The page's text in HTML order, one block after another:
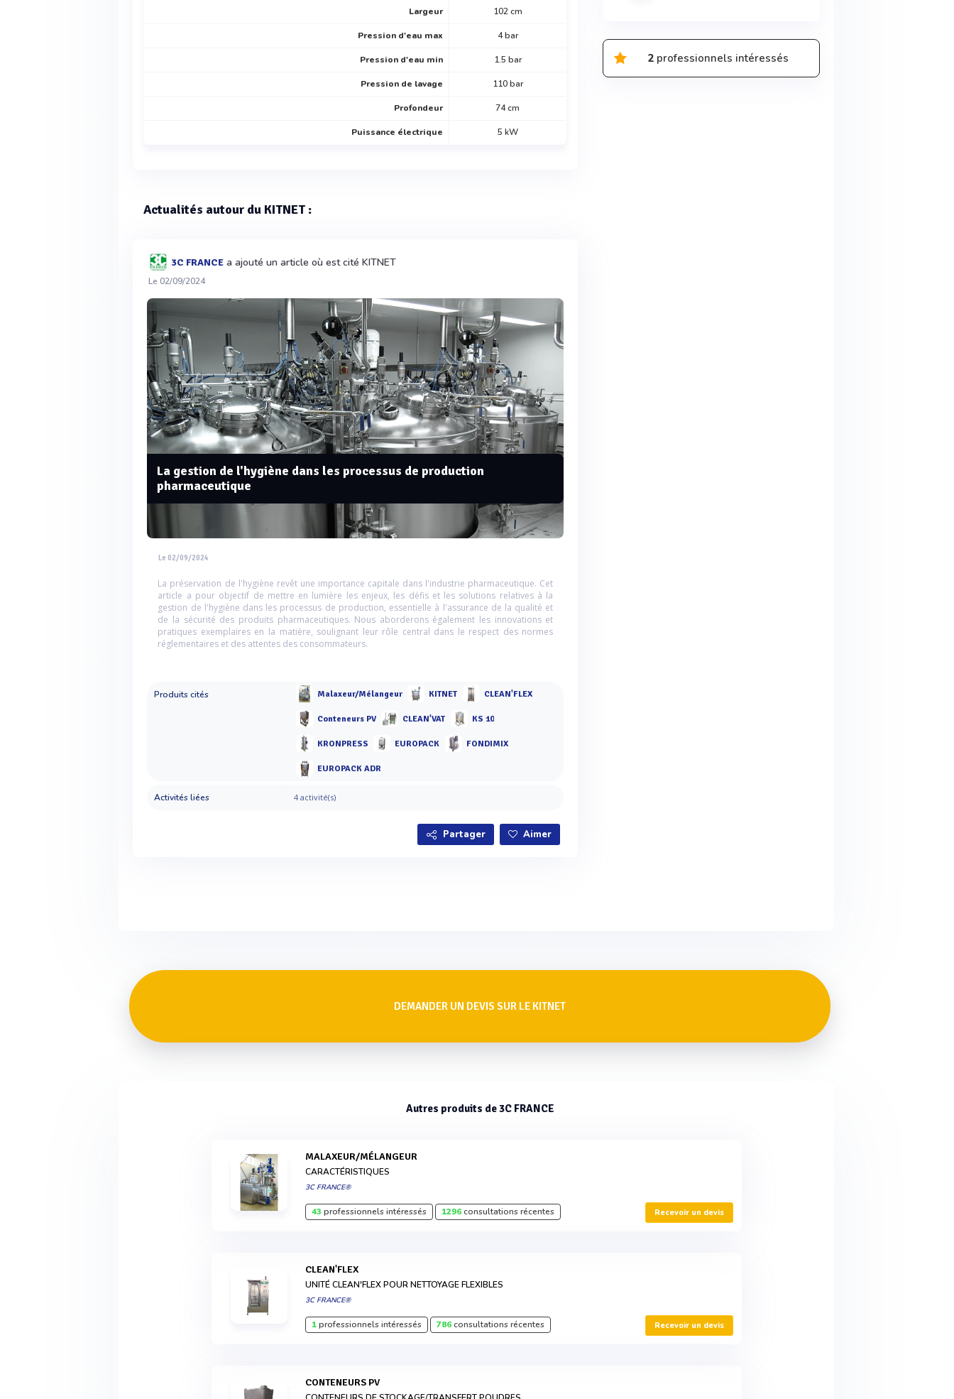
Largeur 102 cm
Pression d'eau max 4 bar
Pression d'eau min 1.5 bar
Pression de lavage 110 bar
Profondeur 74 cm
Puissance électrique 5 kW
Actualités autour du KITNET :
3C FRANCE a ajouté un article où est cité KITNET
Le 02/09/2024
La gestion de l'hygiène dans les processus de production
pharmaceutique
Le 02/09/2024
La préservation de l'hygiène revêt une importance capitale dans l'industrie pharmaceutique. Cet
article a pour objectif de mettre en lumière les enjeux, les défis et les solutions relatives à la
gestion de l'hygiène dans les processus de production, essentielle à l'assurance de la qualité et
de la sécurité des produits pharmaceutiques. Nous aborderons également les innovations et
pratiques exemplaires en la matière, soulignant leur rôle central dans le respect des normes
réglementaires et des attentes des consommateurs.
Produits cités Malaxeur/Mélangeur KITNET CLEAN'FLEX
Conteneurs PV CLEAN'VAT KS 10
KRONPRESS EUROPACK FONDIMIX
EUROPACK ADR
Activités liées 4 activité(s)
Partager Aimer
2professionnels intéressés
DEMANDER UN DEVIS SUR LE KITNET
Autres produits de 3C FRANCE
MALAXEUR/MÉLANGEUR
CARACTÉRISTIQUES
3C FRANCE®
43 professionnels intéressés 1296consultations récentes Recevoir un devis
CLEAN'FLEX
UNITÉ CLEAN'FLEX POUR NETTOYAGE FLEXIBLES
3C FRANCE®
1professionnels intéressés 786consultations récentes Recevoir un devis
CONTENEURS PV